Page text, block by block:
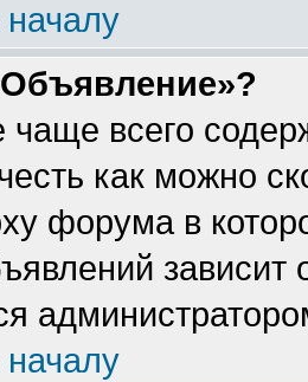
началу
чаще всего
как можно
форума в
зависит
началу